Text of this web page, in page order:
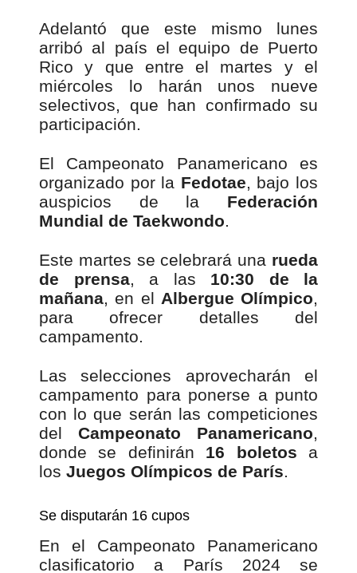
Adelantó que este mismo lunes
arribó al país el equipo de Puerto
Rico y que entre el martes y el
miércoles lo harán unos nueve
selectivos, que han confirmado su
participación.
El Campeonato Panamericano es
organizado por la Fedotae, bajo los
auspicios de la Federación
Mundial de Taekwondo.
Este martes se celebrará una rueda
de prensa, a las 10:30 de la
mañana, en el Albergue Olímpico,
para ofrecer detalles del
campamento.
Las selecciones aprovecharán el
campamento para ponerse a punto
con lo que serán las competiciones
del Campeonato Panamericano,
donde se definirán 16 boletos a
los Juegos Olímpicos de París.
Se disputarán 16 cupos
En el Campeonato Panamericano
clasificatorio a París 2024 se